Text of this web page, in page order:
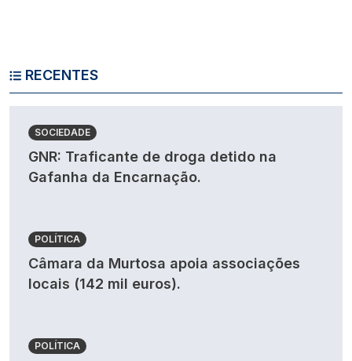
RECENTES
SOCIEDADE
GNR: Traficante de droga detido na
Gafanha da Encarnação.
POLÍTICA
Câmara da Murtosa apoia associações
locais (142 mil euros).
POLÍTICA